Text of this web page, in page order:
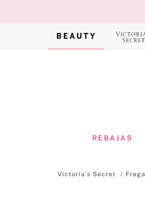
REBAJAS